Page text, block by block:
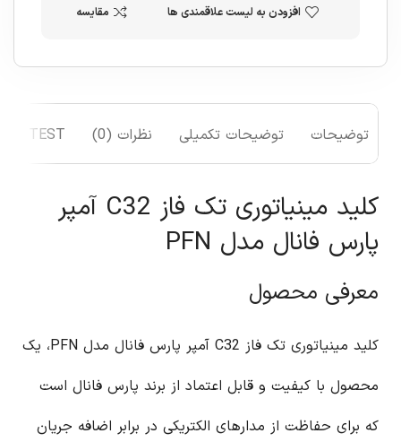
افزودن به لیست علاقمندی ها مقایسه
توضیحات توضیحات تکمیلی نظرات (0) TEST
کلید مینیاتوری تک فاز C32 آمپر
پارس فانال مدل PFN
معرفی محصول
کلید مینیاتوری تک فاز C32 آمپر پارس فانال مدل PFN، یک
محصول با کیفیت و قابل اعتماد از برند پارس فانال است
که برای حفاظت از مدارهای الکتریکی در برابر اضافه جریان